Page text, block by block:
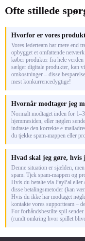
Ofte stillede
Hvorfor er vores
Vores lederteam har mere end
opbygget et omfattende
køber produkter fra hele
sælger digitale produkter, kan
omkostninger – disse
mest konkurrencedygtige!
Hvornår modtager jeg
Normalt modtaget inden for
hjemmesiden, eller nøglen
indtaste den korrekte e-
du tjekke spam-mappen eller
Hvad skal jeg gøre, hvis
Denne situation er sjælden,
spam. Tjek spam-mappen og
Hvis du betalte via PayPal
disse betalingsmetoder (kan
Hvis du ikke har modtaget
kontakte vores supportteam –
For forhåndsbestilte spil
(rundt omkring hvor spillet